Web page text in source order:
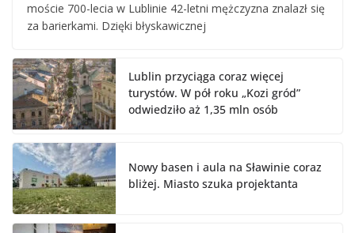
moście 700-lecia w Lublinie 42-letni mężczyzna znalazł się
za barierkami. Dzięki błyskawicznej
Lublin przyciąga coraz więcej
turystów. W pół roku „Kozi gród”
odwiedziło aż 1,35 mln osób
Nowy basen i aula na Sławinie coraz
bliżej. Miasto szuka projektanta